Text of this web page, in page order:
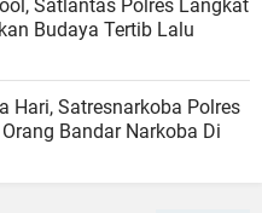
Satlantas Polres Langkat
Budaya Tertib Lalu
Hari, Satresnarkoba Polres
Bandar Narkoba Di